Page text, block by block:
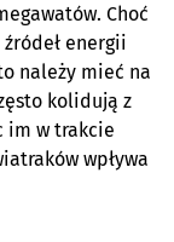
Choć
energii
należy mieć na
kolidują z
im w trakcie
wpływa